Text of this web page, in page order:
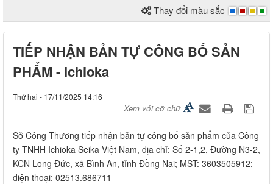
Thay đổi màu sắc
TIẾP NHẬN BẢN TỰ CÔNG BỐ SẢN
PHẨM - Ichioka
Thứ hai - 17/11/2025 14:16
Xem với cỡ chữ
Sở Công Thương tiếp nhận bản tự công bố sản phẩm của Công
ty TNHH Ichioka Seika Việt Nam, địa chỉ: Số 2-1,2, Đường N3-2,
KCN Long Đức, xã Bình An, tỉnh Đồng Nai; MST: 3603505912;
điện thoại: 02513.686711